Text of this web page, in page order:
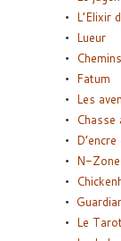
L’Elixir
Lueur
Fatum
Les
Chasse
N-
Le